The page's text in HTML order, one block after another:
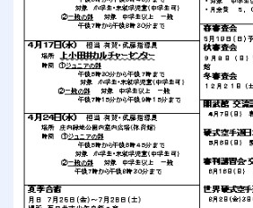
会費
無料体験
入会申込
道場について